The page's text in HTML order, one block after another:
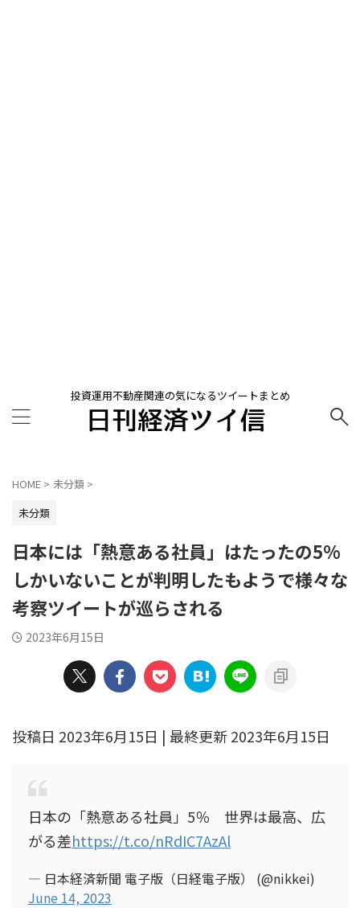
投資運用不動産関連の気になるツイートまとめ
HOME > 未分類 >
未分類
日本には「熱意ある社員」はたったの5%
しかいないことが判明したもようで様々な
考察ツイートが巡らされる
2023年6月15日
投稿日 2023年6月15日 | 最終更新 2023年6月15日
日本の「熱意ある社員」5％ 世界は最高、広
がる差https://t.co/nRdIC7AzAl
— 日本経済新聞 電子版（日経電子版） (@nikkei)
June 14, 2023